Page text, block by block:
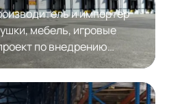
и импортер
мебель, игровые
по внедрению
AXELOT WMS.
стала цифровизация
требований